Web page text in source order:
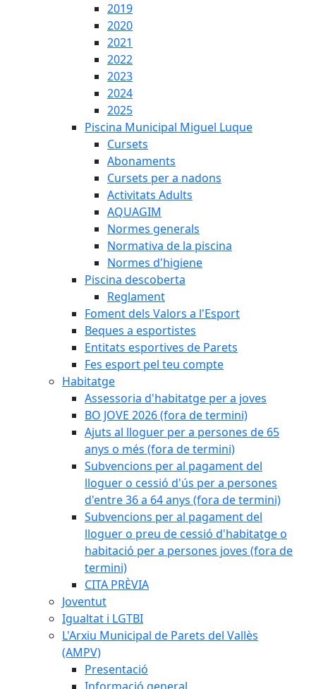
2019
2020
2021
2022
2023
2024
2025
Piscina Municipal Miguel Luque
Cursets
Abonaments
Cursets per a nadons
Activitats Adults
AQUAGIM
Normes generals
Normativa de la piscina
Normes d'higiene
Piscina descoberta
Reglament
Foment dels Valors a l'Esport
Beques a esportistes
Entitats esportives de Parets
Fes esport pel teu compte
Habitatge
Assessoria d'habitatge per a joves
BO JOVE 2026 (fora de termini)
Ajuts al lloguer per a persones de 65
anys o més (fora de termini)
Subvencions per al pagament del
lloguer o cessió d'ús per a persones
d'entre 36 a 64 anys (fora de termini)
Subvencions per al pagament del
lloguer o preu de cessió d'habitatge o
habitació per a persones joves (fora de
termini)
CITA PRÈVIA
Joventut
Igualtat i LGTBI
L'Arxiu Municipal de Parets del Vallès
(AMPV)
Presentació